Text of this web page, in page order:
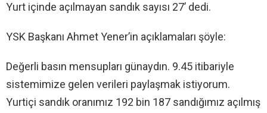
Yurt içinde açılmayan sandık sayısı 27’ dedi.
YSK Başkanı Ahmet Yener’in açıklamaları şöyle:
Değerli basın mensupları günaydın. 9.45 itibariyle
sistemimize gelen verileri paylaşmak istiyorum.
Yurtiçi sandık oranımız 192 bin 187 sandığımız açılmış